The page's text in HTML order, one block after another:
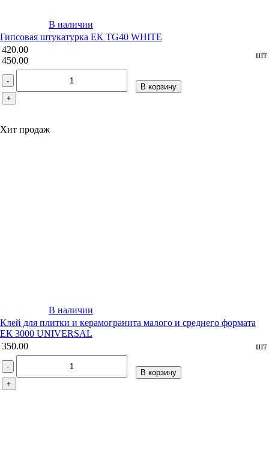
В наличии
Гипсовая штукатурка ЕК TG40 WHITE
420.00
450.00
шт
-
+
В корзину
Хит продаж
В наличии
Клей для плитки и керамогранита малого и среднего формата
ЕК 3000 UNIVERSAL
350.00
шт
-
+
В корзину